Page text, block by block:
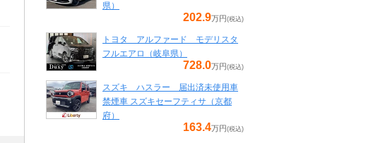
県）
202.9万円(税込)
トヨタ アルファード モデリスタ
フルエアロ（岐阜県）
728.0万円(税込)
スズキ ハスラー 届出済未使用車
禁煙車 スズキセーフティサ（京都
府）
163.4万円(税込)